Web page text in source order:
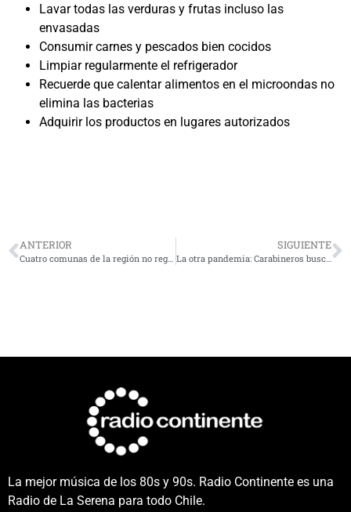
Lavar todas las verduras y frutas incluso las
envasadas
Consumir carnes y pescados bien cocidos
Limpiar regularmente el refrigerador
Recuerde que calentar alimentos en el microondas no
elimina las bacterias
Adquirir los productos en lugares autorizados
ANTERIOR
Cuatro comunas de la región no registran casos activos de Covid_19
SIGUIENTE
La otra pandemia: Carabineros busca disminuir accidentes de tránsito durante Fiestas Patrias
La mejor música de los 80s y 90s. Radio Continente es una
Radio de La Serena para todo Chile.